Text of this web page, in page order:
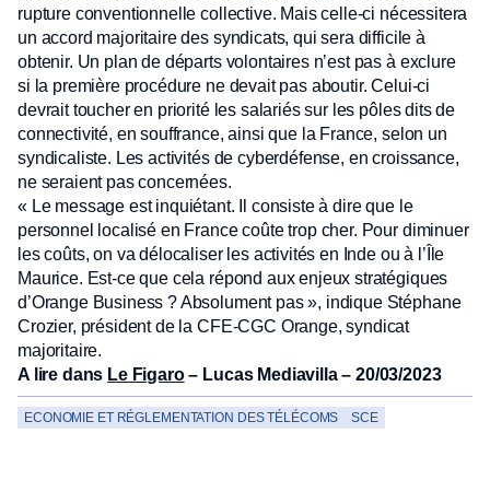
rupture conventionnelle collective. Mais celle-ci nécessitera
un accord majoritaire des syndicats, qui sera difficile à
obtenir. Un plan de départs volontaires n’est pas à exclure
si la première procédure ne devait pas aboutir. Celui-ci
devrait toucher en priorité les salariés sur les pôles dits de
connectivité, en souffrance, ainsi que la France, selon un
syndicaliste. Les activités de cyberdéfense, en croissance,
ne seraient pas concernées.
« Le message est inquiétant. Il consiste à dire que le
personnel localisé en France coûte trop cher. Pour diminuer
les coûts, on va délocaliser les activités en Inde ou à l’Île
Maurice. Est-ce que cela répond aux enjeux stratégiques
d’Orange Business ? Absolument pas », indique Stéphane
Crozier, président de la CFE-CGC Orange, syndicat
majoritaire.
A lire dans Le Figaro– Lucas Mediavilla – 20/03/2023
ECONOMIE ET RÉGLEMENTATION DES TÉLÉCOMS SCE